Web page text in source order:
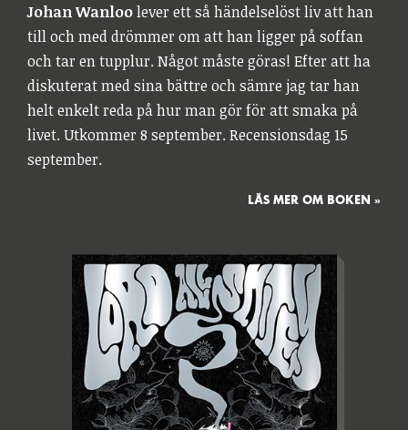
Johan Wanloolever ett så händelselöst liv att han
till och med drömmer om att han ligger på soffan
och tar en tupplur. Något måste göras! Efter att ha
diskuterat med sina bättre och sämre jag tar han
helt enkelt reda på hur man gör för att smaka på
livet. Utkommer 8 september. Recensionsdag 15
september.
LÄS MER OM BOKEN »